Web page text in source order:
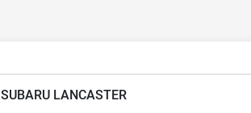
SUBARU LANCASTER